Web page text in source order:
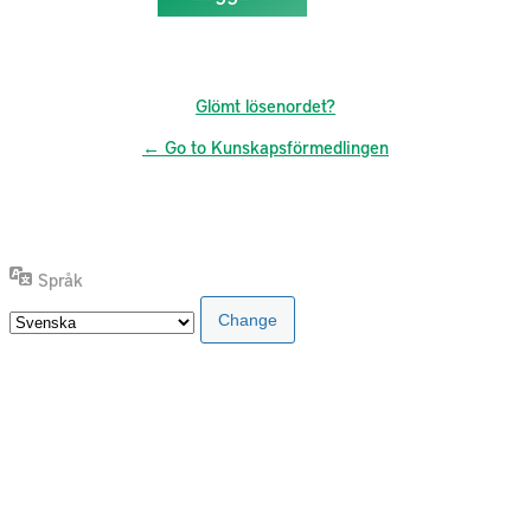
Glömt lösenordet?
← Go to Kunskapsförmedlingen
Språk